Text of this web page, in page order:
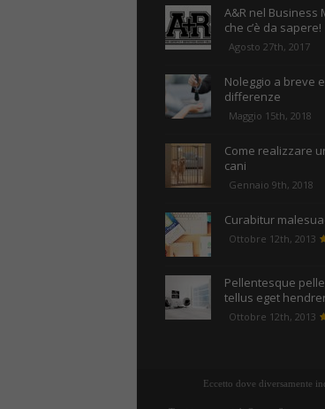
A&R nel Business
che c’è da sapere!
Agosto 27th, 2017
Noleggio a breve
differenze
Maggio 15th, 2018
Come realizzare
cani
Gennaio 9th, 2018
Curabitur
Ottobre 12th, 2013
Pellentesque
tellus eget
Ottobre 12th, 2013
Eccetto dove diversamente